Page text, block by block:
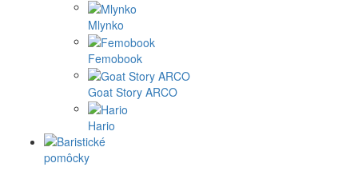
Mlynko
Femobook
Goat Story ARCO
Hario